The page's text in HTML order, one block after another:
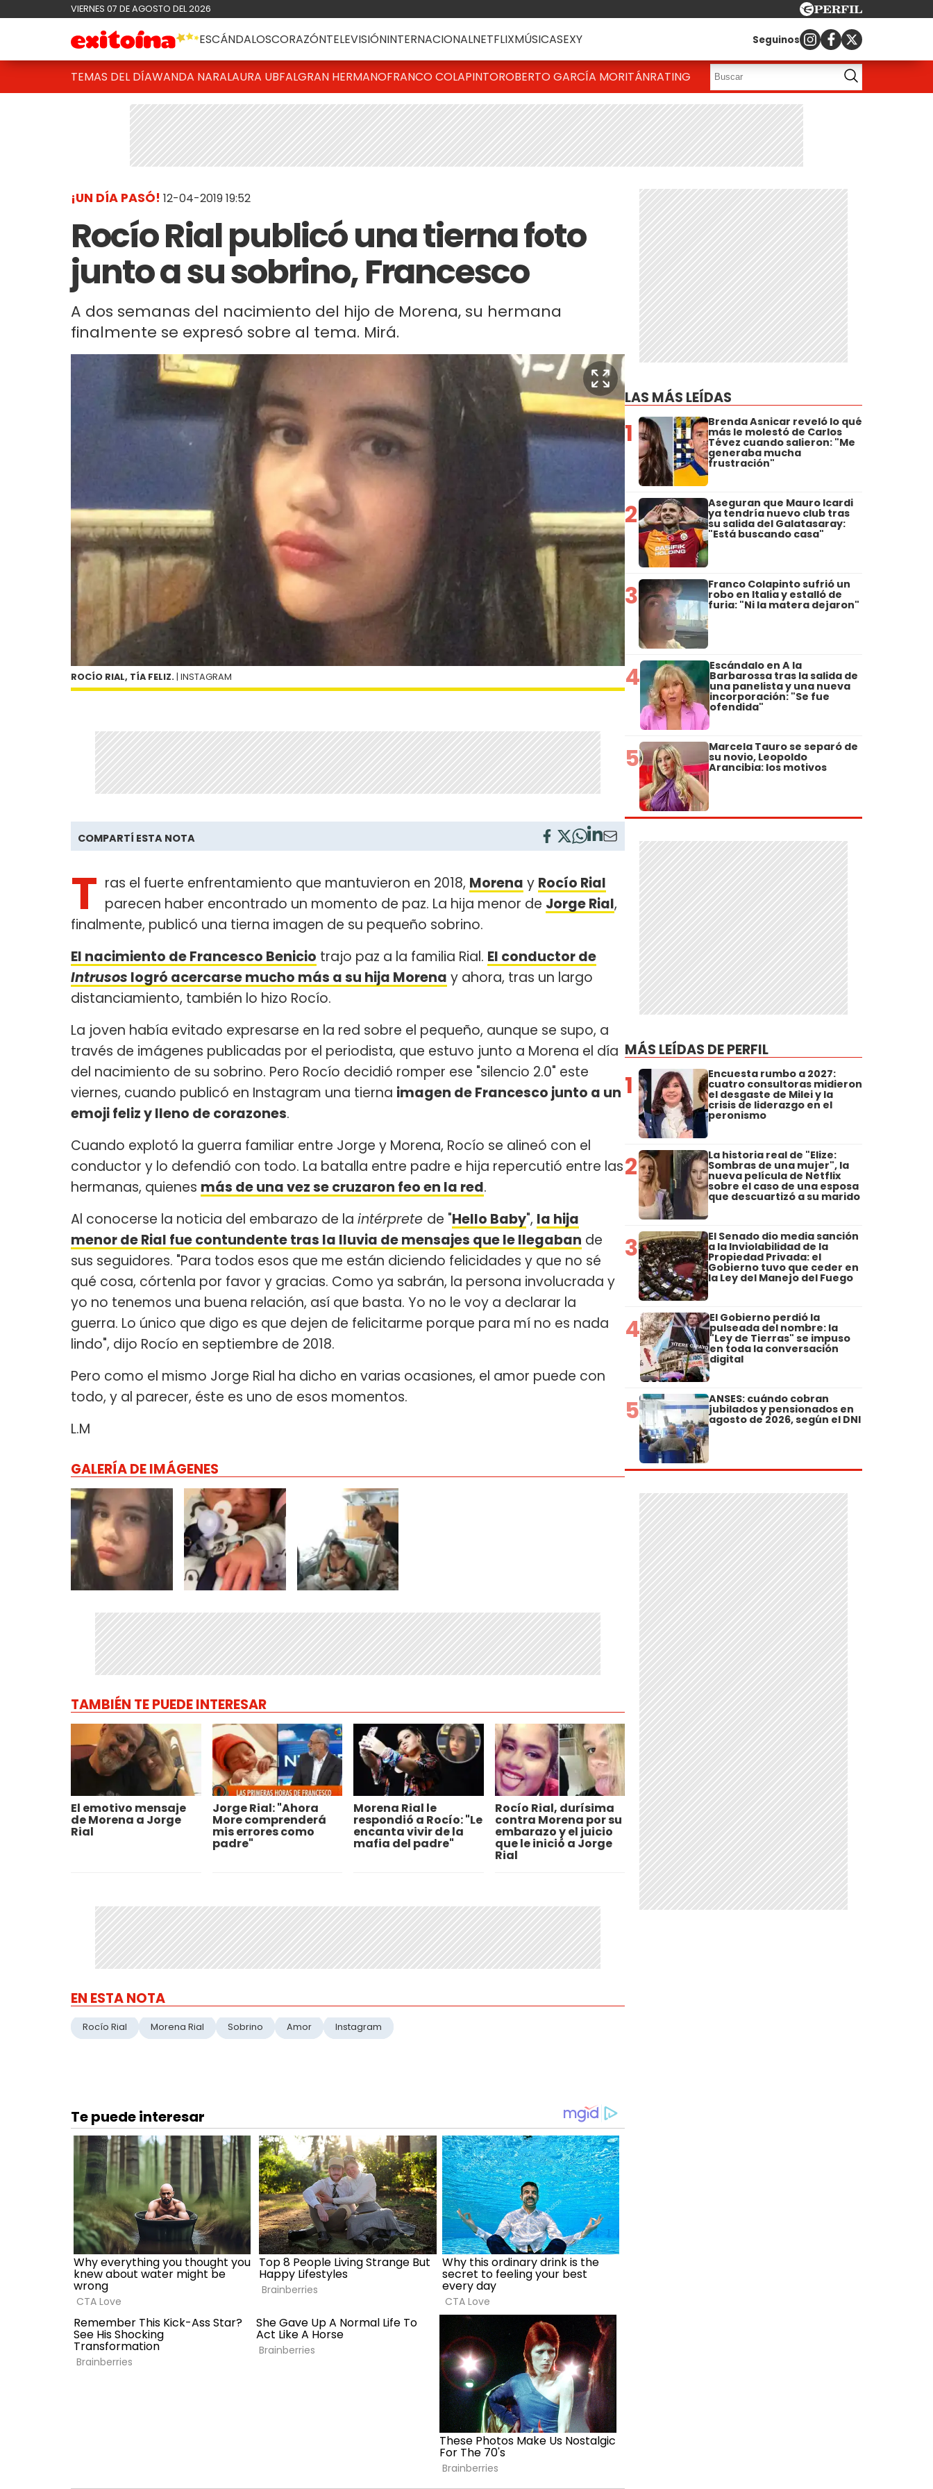
VIERNES 07 DE AGOSTO DEL 2026
ESCÁNDALOSCORAZÓNTELEVISIÓNINTERNACIONALNETFLIXMÚSICASEXY Seguinos
TEMAS DEL DÍAWANDA NARALAURA UBFALGRAN HERMANOFRANCO COLAPINTOROBERTO GARCÍA MORITÁNRATING
¡UN DÍA PASÓ! 12-04-2019 19:52
Rocío Rial publicó una tierna foto
junto a su sobrino, Francesco
A dos semanas del nacimiento del hijo de Morena, su hermana
finalmente se expresó sobre al tema. Mirá.
ROCÍO RIAL, TÍA FELIZ. | INSTAGRAM
COMPARTÍ ESTA NOTA
T ras el fuerte enfrentamiento que mantuvieron en 2018, Morena y Rocío Rial
parecen haber encontrado un momento de paz. La hija menor de Jorge Rial,
finalmente, publicó una tierna imagen de su pequeño sobrino.
El nacimiento de Francesco Benicio trajo paz a la familia Rial. El conductor de
Intrusos logró acercarse mucho más a su hija Morena y ahora, tras un largo
distanciamiento, también lo hizo Rocío.
La joven había evitado expresarse en la red sobre el pequeño, aunque se supo, a
través de imágenes publicadas por el periodista, que estuvo junto a Morena el día
del nacimiento de su sobrino. Pero Rocío decidió romper ese "silencio 2.0" este
viernes, cuando publicó en Instagram una tierna imagen de Francesco junto a un
emoji feliz y lleno de corazones.
Cuando explotó la guerra familiar entre Jorge y Morena, Rocío se alineó con el
conductor y lo defendió con todo. La batalla entre padre e hija repercutió entre las
hermanas, quienes más de una vez se cruzaron feo en la red.
Al conocerse la noticia del embarazo de la intérprete de "Hello Baby", la hija
menor de Rial fue contundente tras la lluvia de mensajes que le llegaban de
sus seguidores. "Para todos esos que me están diciendo felicidades y que no sé
qué cosa, córtenla por favor y gracias. Como ya sabrán, la persona involucrada y
yo no tenemos una buena relación, así que basta. Yo no le voy a declarar la
guerra. Lo único que digo es que dejen de felicitarme porque para mí no es nada
lindo", dijo Rocío en septiembre de 2018.
Pero como el mismo Jorge Rial ha dicho en varias ocasiones, el amor puede con
todo, y al parecer, éste es uno de esos momentos.
L.M
GALERÍA DE IMÁGENES
TAMBIÉN TE PUEDE INTERESAR
El emotivo mensaje
de Morena a Jorge
Rial
Jorge Rial: "Ahora
More comprenderá
mis errores como
padre"
Morena Rial le
respondió a Rocío: "Le
encanta vivir de la
mafia del padre"
Rocío Rial, durísima
contra Morena por su
embarazo y el juicio
que le inició a Jorge
Rial
EN ESTA NOTA
Rocío Rial Morena Rial Sobrino Amor Instagram
LAS MÁS LEÍDAS
1 Brenda Asnicar reveló lo qué
más le molestó de Carlos
Tévez cuando salieron: "Me
generaba mucha
frustración"
2 Aseguran que Mauro Icardi
ya tendría nuevo club tras
su salida del Galatasaray:
"Está buscando casa"
3 Franco Colapinto sufrió un
robo en Italia y estalló de
furia: "Ni la matera dejaron"
4 Escándalo en A la
Barbarossa tras la salida de
una panelista y una nueva
incorporación: "Se fue
ofendida"
5 Marcela Tauro se separó de
su novio, Leopoldo
Arancibia: los motivos
MÁS LEÍDAS DE PERFIL
1 Encuesta rumbo a 2027:
cuatro consultoras midieron
el desgaste de Milei y la
crisis de liderazgo en el
peronismo
2 La historia real de "Elize:
Sombras de una mujer", la
nueva película de Netflix
sobre el caso de una esposa
que descuartizó a su marido
3 El Senado dio media sanción
a la Inviolabilidad de la
Propiedad Privada: el
Gobierno tuvo que ceder en
la Ley del Manejo del Fuego
4 El Gobierno perdió la
pulseada del nombre: la
"Ley de Tierras" se impuso
en toda la conversación
digital
5 ANSES: cuándo cobran
jubilados y pensionados en
agosto de 2026, según el DNI